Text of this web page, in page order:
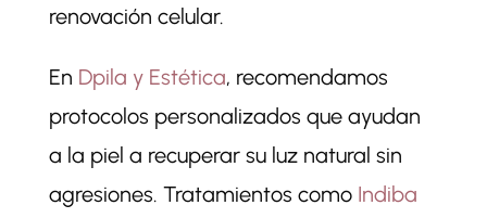
renovación celular.
En Dpila y Estética, recomendamos
protocolos personalizados que ayudan
a la piel a recuperar su luz natural sin
agresiones. Tratamientos como Indiba